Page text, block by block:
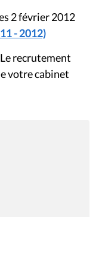
2 février 2012
- 2012)
recrutement
votre cabinet